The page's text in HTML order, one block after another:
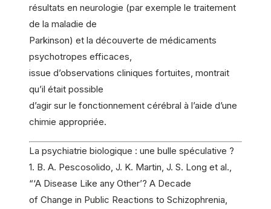
résultats en neurologie (par exemple le traitement
de la maladie de
Parkinson) et la découverte de médicaments
psychotropes efficaces,
issue d’observations cliniques fortuites, montrait
qu’il était possible
d’agir sur le fonctionnement cérébral à l’aide d’une
chimie appropriée.
La psychiatrie biologique : une bulle spéculative ?
1. B. A. Pescosolido, J. K. Martin, J. S. Long et al.,
“‘A Disease Like any Other’? A Decade
of Change in Public Reactions to Schizophrenia,